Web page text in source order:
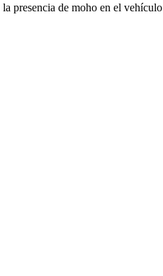
presencia de moho en el vehículo